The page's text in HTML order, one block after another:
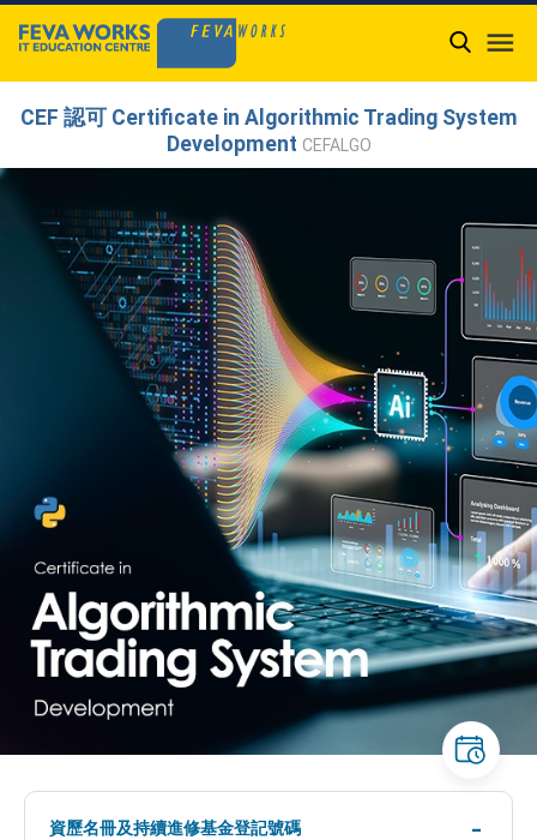

CEF 認可 Certificate in Algorithmic Trading System
Development CEFALGO
資歷名冊及持續進修基金登記號碼